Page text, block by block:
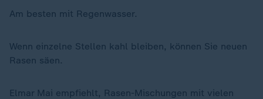
Am besten mit Regenwasser.
Wenn einzelne Stellen kahl bleiben, können Sie neuen
Rasen säen.
Elmar Mai empfiehlt, Rasen-Mischungen mit vielen